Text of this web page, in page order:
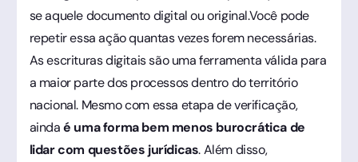
se aquele documento digital ou original.Você pode
repetir essa ação quantas vezes forem necessárias.
As escrituras digitais são uma ferramenta válida para
a maior parte dos processos dentro do território
nacional. Mesmo com essa etapa de verificação,
aindaé uma forma bem menos burocrática de
lidar com questões jurídicas. Além disso,